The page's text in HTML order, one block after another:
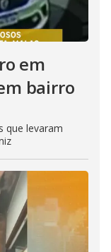
em
bairro
que levaram